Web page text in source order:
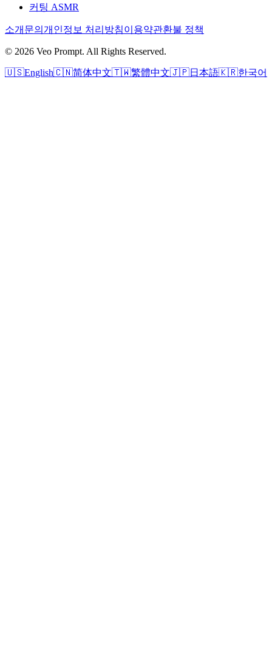
커팅 ASMR
소개 문의 개인정보 처리방침이용약관환불 정책
© 2026 Veo Prompt. All Rights Reserved.
🇺🇸English🇨🇳简体中文🇹🇼繁體中文🇯🇵日本語🇰🇷한국어